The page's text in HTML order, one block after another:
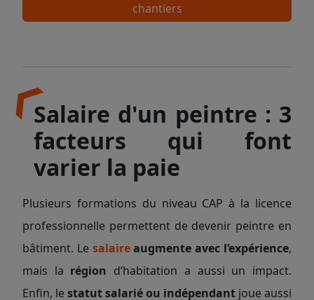
chantiers
Salaire d'un peintre : 3
facteurs qui font
varier la paie
Plusieurs formations du niveau CAP à la licence
professionnelle permettent de devenir peintre en
bâtiment. Le salaireaugmente avec l’expérience,
mais la région d’habitation a aussi un impact.
Enfin, le statut salarié ou indépendant joue aussi